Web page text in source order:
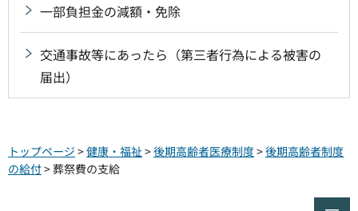
一部負担金の減額・免除
交通事故等にあったら（第三者行為による被害の
届出）
トップページ >健康・福祉 >後期高齢者医療制度>後期高齢者制度
の給付> 葬祭費の支給